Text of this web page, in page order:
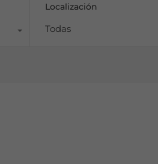
Localización
Todas